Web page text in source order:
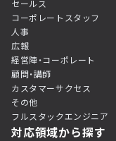
セールス
コーポレートスタッフ
人事
広報
経営陣・コーポレート
顧問・講師
カスタマーサクセス
その他
フルスタックエンジニア
対応領域から探す